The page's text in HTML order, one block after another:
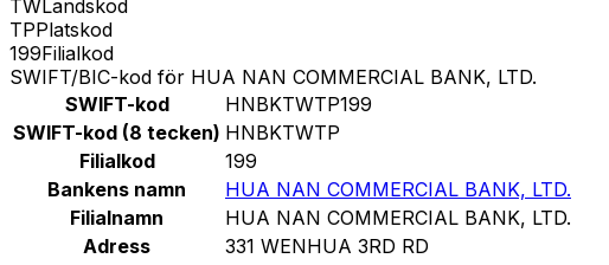
TWLandskod
TPPlatskod
199Filialkod
SWIFT/BIC-kod för HUA NAN COMMERCIAL BANK, LTD.
SWIFT-kod
HNBKTWTP199
SWIFT-kod (8 tecken) HNBKTWTP
Filialkod
199
Bankens namn
HUA NAN COMMERCIAL BANK, LTD.
Filialnamn
HUA NAN COMMERCIAL BANK, LTD.
Adress
331 WENHUA 3RD RD